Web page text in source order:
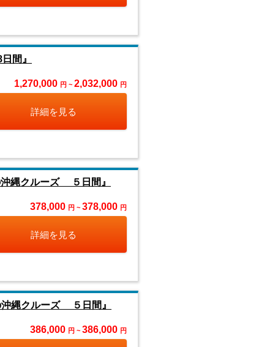
間』
1,270,000 円 ~ 2,032,000 円
詳細を見る
沖縄クルーズ ５日間』
378,000 円 ~ 378,000 円
詳細を見る
沖縄クルーズ ５日間』
386,000 円 ~ 386,000 円